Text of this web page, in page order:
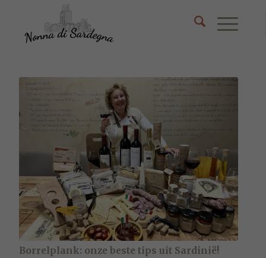
Borrelplank: onze beste tips uit Sardinië!